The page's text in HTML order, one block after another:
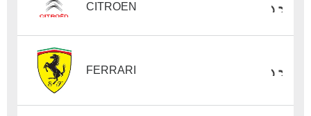
CITROEN
FERRARI